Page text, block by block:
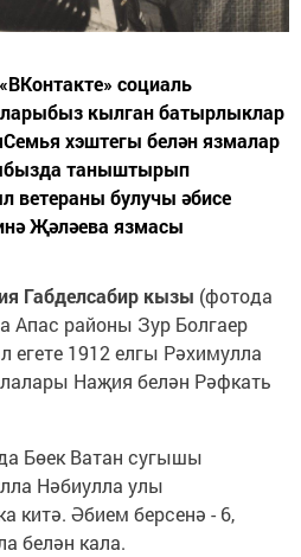
социаль
кылган батырлыклар
хэштегы белән язмалар
таныштырып
ветераны булучы әбисе
Җәләева язмасы
Габделсабир кызы (фотода
Апас районы Зур Болгаер
1912 елгы Рәхимулла
Наҗия белән Рәфкать
Бөек Ватан сугышы
Нәбиулла улы
китә. Әбием берсенә - 6,
белән кала.